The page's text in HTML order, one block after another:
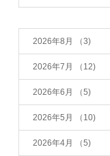
2026年8月 （3)
2026年7月 （12)
2026年6月 （5)
2026年5月 （10)
2026年4月 （5)